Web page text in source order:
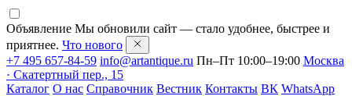
Объявление Мы обновили сайт — стало удобнее, быстрее и
приятнее. Что нового
+7 495 657-84-59 info@artantique.ru Пн–Пт 10:00–19:00 Москва
· Скатертный пер., 15
Каталог О нас Справочник Вестник Контакты ВК WhatsApp